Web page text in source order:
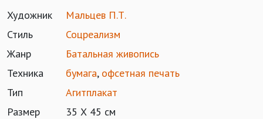
Художник
Мальцев П.Т.
Стиль
Соцреализм
Жанр
Батальная живопись
Техника
бумага, офсетная печать
Тип
Агитплакат
Размер
35 Х 45 см